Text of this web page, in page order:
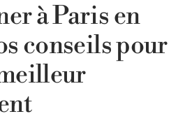
à Paris en
conseils pour